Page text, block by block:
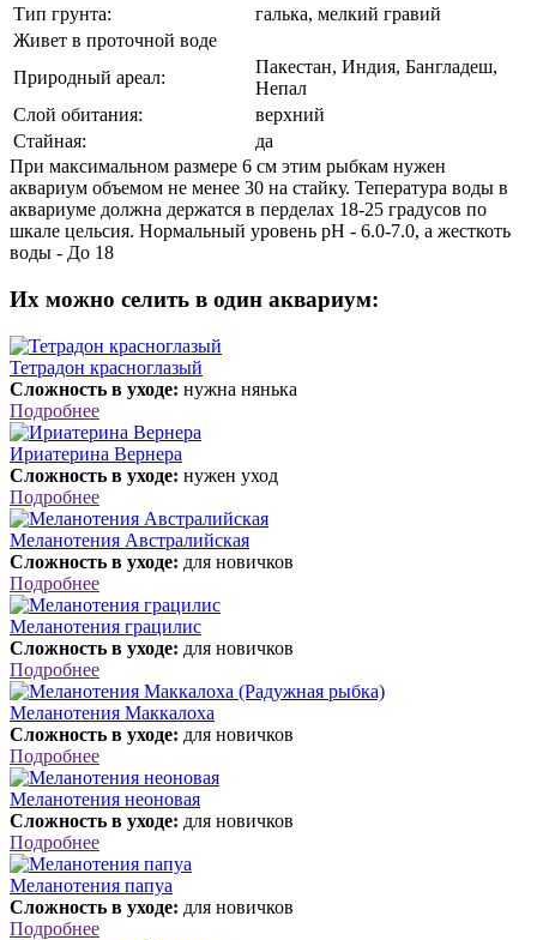
Тип грунта:
галька, мелкий гравий
Живет в проточной воде
Природный ареал:
Пакестан, Индия, Бангладеш,
Непал
Слой обитания:
верхний
Стайная:
да
При максимальном размере 6 см этим рыбкам нужен
аквариум объемом не менее 30 на стайку. Тепература воды в
аквариуме должна держатся в перделах 18-25 градусов по
шкале цельсия. Нормальный уровень pH - 6.0-7.0, а жесткоть
воды - До 18
Их можно селить в один аквариум:
Тетрадон красноглазый
Сложность в уходе: нужна нянька
Подробнее
Ириатерина Вернера
Сложность в уходе: нужен уход
Подробнее
Меланотения Австралийская
Сложность в уходе: для новичков
Подробнее
Меланотения грацилис
Сложность в уходе: для новичков
Подробнее
Меланотения Маккалоха
Сложность в уходе: для новичков
Подробнее
Меланотения неоновая
Сложность в уходе: для новичков
Подробнее
Меланотения папуа
Сложность в уходе: для новичков
Подробнее